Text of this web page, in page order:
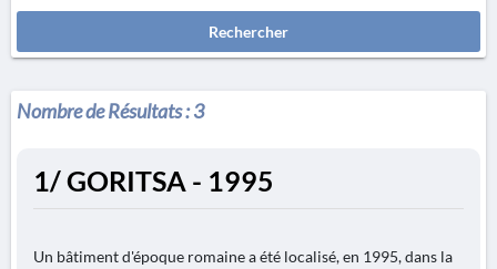
Rechercher
Nombre de Résultats :3
1/ GORITSA - 1995
Un bâtiment d'époque romaine a été localisé, en 1995, dans la